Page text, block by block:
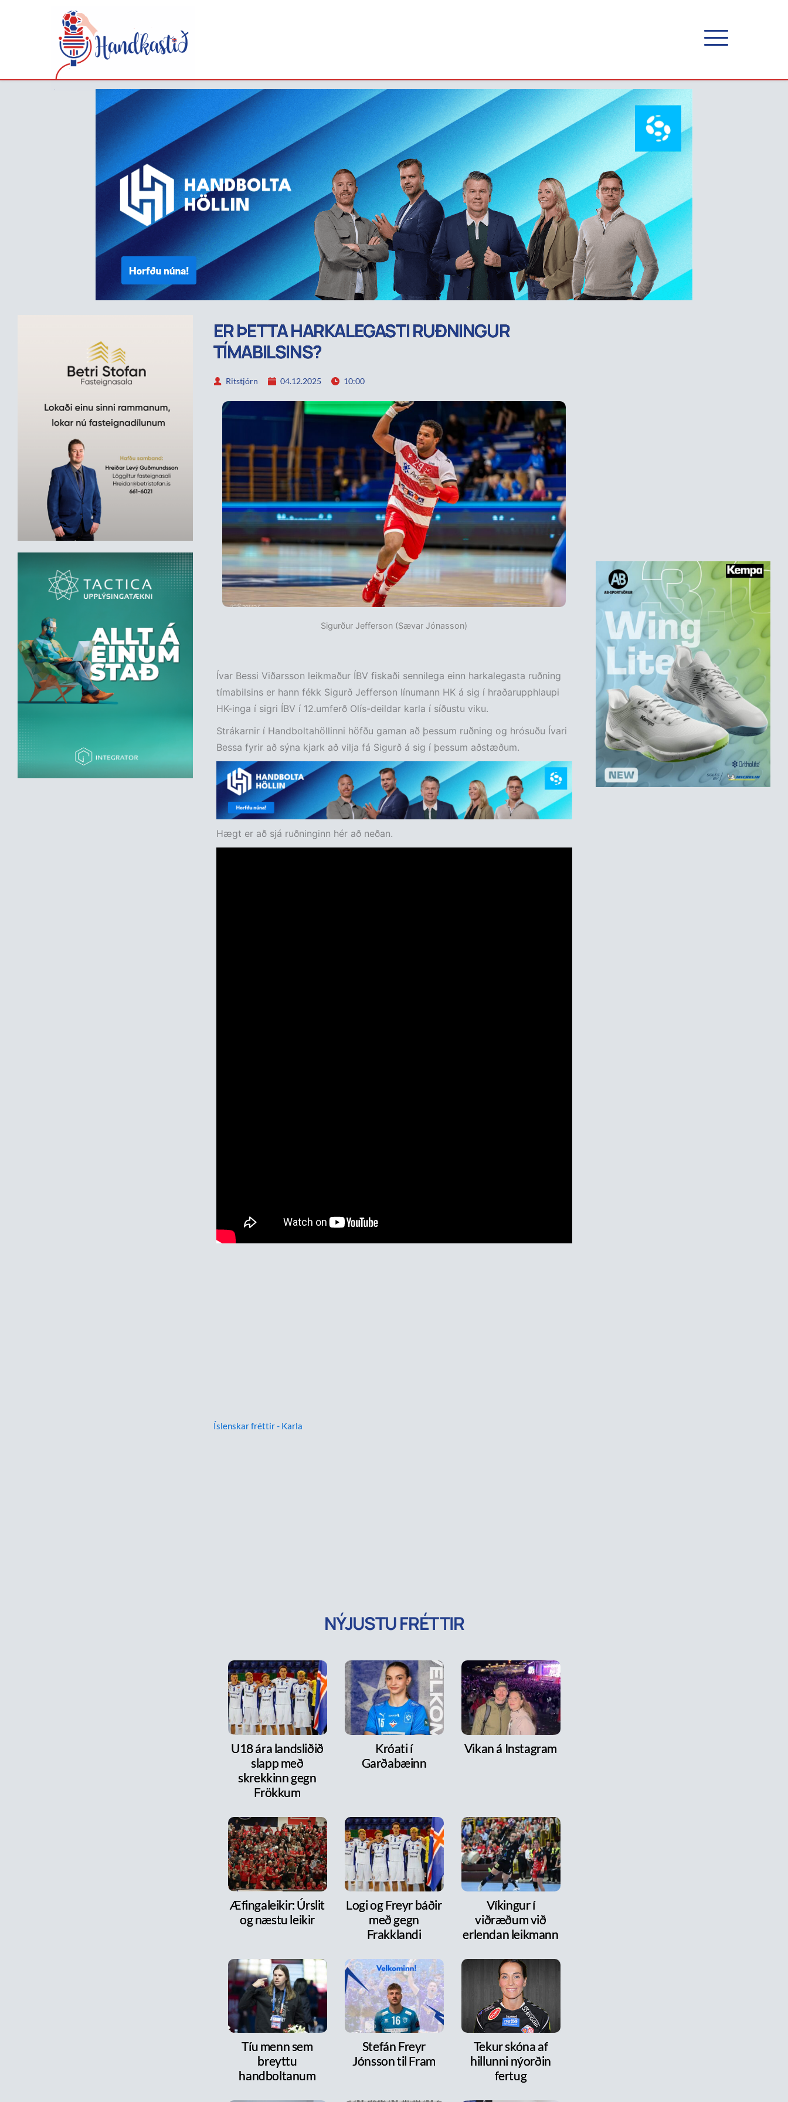
ER ÞETTA HARKALEGASTI RUÐNINGUR
TÍMABILSINS?
Ritstjórn 04.12.2025 10:00
Sigurður Jefferson (Sævar Jónasson)
Ívar Bessi Viðarsson leikmaður ÍBV fiskaði sennilega einn harkalegasta ruðning
tímabilsins er hann fékk Sigurð Jefferson línumann HK á sig í hraðarupphlaupi
HK-inga í sigri ÍBV í 12.umferð Olís-deildar karla í síðustu viku.
Strákarnir í Handboltahöllinni höfðu gaman að þessum ruðning og hrósuðu Ívari
Bessa fyrir að sýna kjark að vilja fá Sigurð á sig í þessum aðstæðum.
Hægt er að sjá ruðninginn hér að neðan.
Íslenskar fréttir - Karla
NÝJUSTU FRÉTTIR
U18 ára landsliðið
slapp með
skrekkinn gegn
Frökkum
Króati í
Garðabæinn
Vikan á Instagram
Æfingaleikir: Úrslit
og næstu leikir
Logi og Freyr báðir
með gegn
Frakklandi
Víkingur í
viðræðum við
erlendan leikmann
Tíu menn sem
breyttu
handboltanum
Stefán Freyr
Jónsson til Fram
Tekur skóna af
hillunni nýorðin
fertug